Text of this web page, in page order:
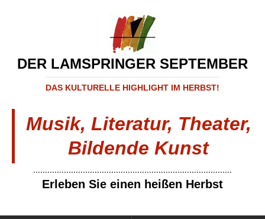
DER LAMSPRINGER SEPTEMBER
DAS KULTURELLE HIGHLIGHT IM HERBST!
Musik, Literatur, Theater,
Bildende Kunst
....................................................................................
Erleben Sie einen heißen Herbst